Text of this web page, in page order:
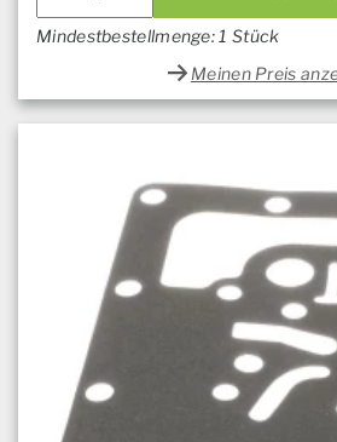
Mindestbestellmenge: 1 Stück
Meinen Preis